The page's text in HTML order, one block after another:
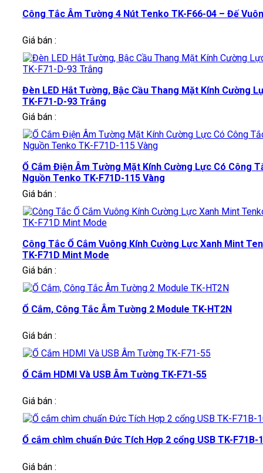
Công Tắc Âm Tường 4 Nút Tenko TK-F66-04 – Đế
Giá bán :
Đèn LED Hắt Tường, Bậc Cầu Thang Mặt Kính Cường
TK-F71-D-93 Trắng
Giá bán :
Ổ Cắm Điện Âm Tường Mặt Kính Cường Lực Có Công
Nguồn Tenko TK-F71D-115 Vàng
Giá bán :
Công Tắc Ổ Cắm Vuông Kính Cường Lực Xanh Mint
TK-F71D Mint Mode
Giá bán :
Ổ Cắm, Công Tắc Âm Tường 2 Module TK-HT2N
Giá bán :
Ổ Cắm HDMI Và USB Âm Tường TK-F71-55
Giá bán :
Ổ cắm chìm chuẩn Đức Tích Hợp 2 cổng USB TK-F71B-
Giá bán :